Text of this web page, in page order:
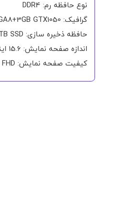
نوع حافظه رم: DDR4
گرافیک: 4GB GTX 1650 - 2GB VAGA8+3GB GTX1050
حافظه ذخیره سازی: 512GB - 1TB SSD
اندازه صفحه نمایش: 15.6 اینچ
کیفیت صفحه نمایش: FHD